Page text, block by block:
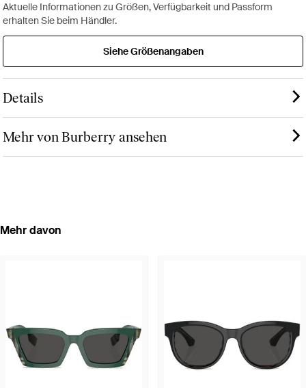
Aktuelle Informationen zu Größen, Verfügbarkeit und Passform
erhalten Sie beim Händler.
Siehe Größenangaben
Details
Mehr von Burberry ansehen
Mehr davon